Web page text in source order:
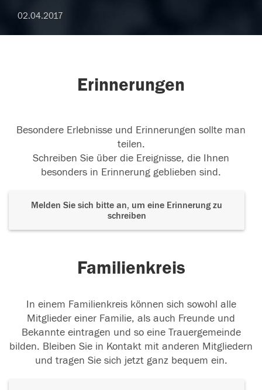
02.04.2017
Erinnerungen
Besondere Erlebnisse und Erinnerungen sollte man
teilen.
Schreiben Sie über die Ereignisse, die Ihnen
besonders in Erinnerung geblieben sind.
Melden Sie sich bitte an, um eine Erinnerung zu
schreiben
Familienkreis
In einem Familienkreis können sich sowohl alle
Mitglieder einer Familie, als auch Freunde und
Bekannte eintragen und so eine Trauergemeinde
bilden. Bleiben Sie in Kontakt mit anderen Mitgliedern
und tragen Sie sich jetzt ganz bequem ein.